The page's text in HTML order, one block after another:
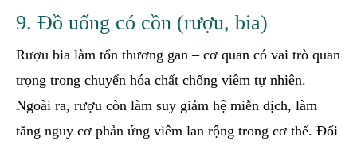
9. Đồ uống có cồn (rượu, bia)
Rượu bia làm tổn thương gan – cơ quan có vai trò quan
trọng trong chuyển hóa chất chống viêm tự nhiên.
Ngoài ra, rượu còn làm suy giảm hệ miễn dịch, làm
tăng nguy cơ phản ứng viêm lan rộng trong cơ thể. Đối